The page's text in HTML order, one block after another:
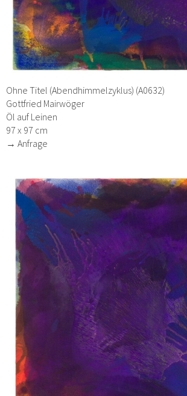
Ohne Titel (Abendhimmelzyklus) (A0632)
Gottfried Mairwöger
Öl auf Leinen
97 x 97 cm
→ Anfrage